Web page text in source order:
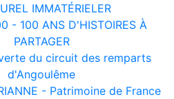
IMMATÉRIELER
- 100 ANS D'HISTOIRES À
PARTAGER
du circuit des remparts
d'Angoulême
- Patrimoine de France